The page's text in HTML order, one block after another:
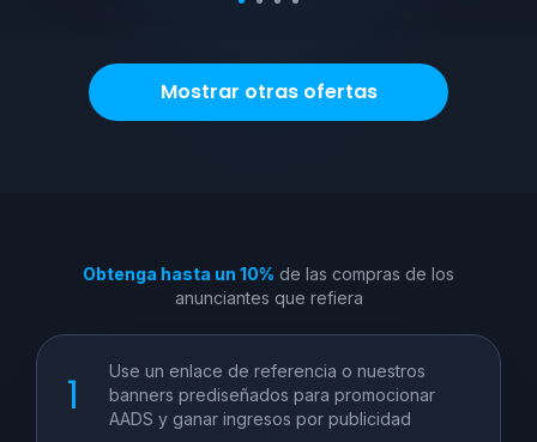
Mostrar otras ofertas
Obtenga hasta un 10% de las compras de los
anunciantes que refiera
Use un enlace de referencia o nuestros
banners prediseñados para promocionar
AADS y ganar ingresos por publicidad